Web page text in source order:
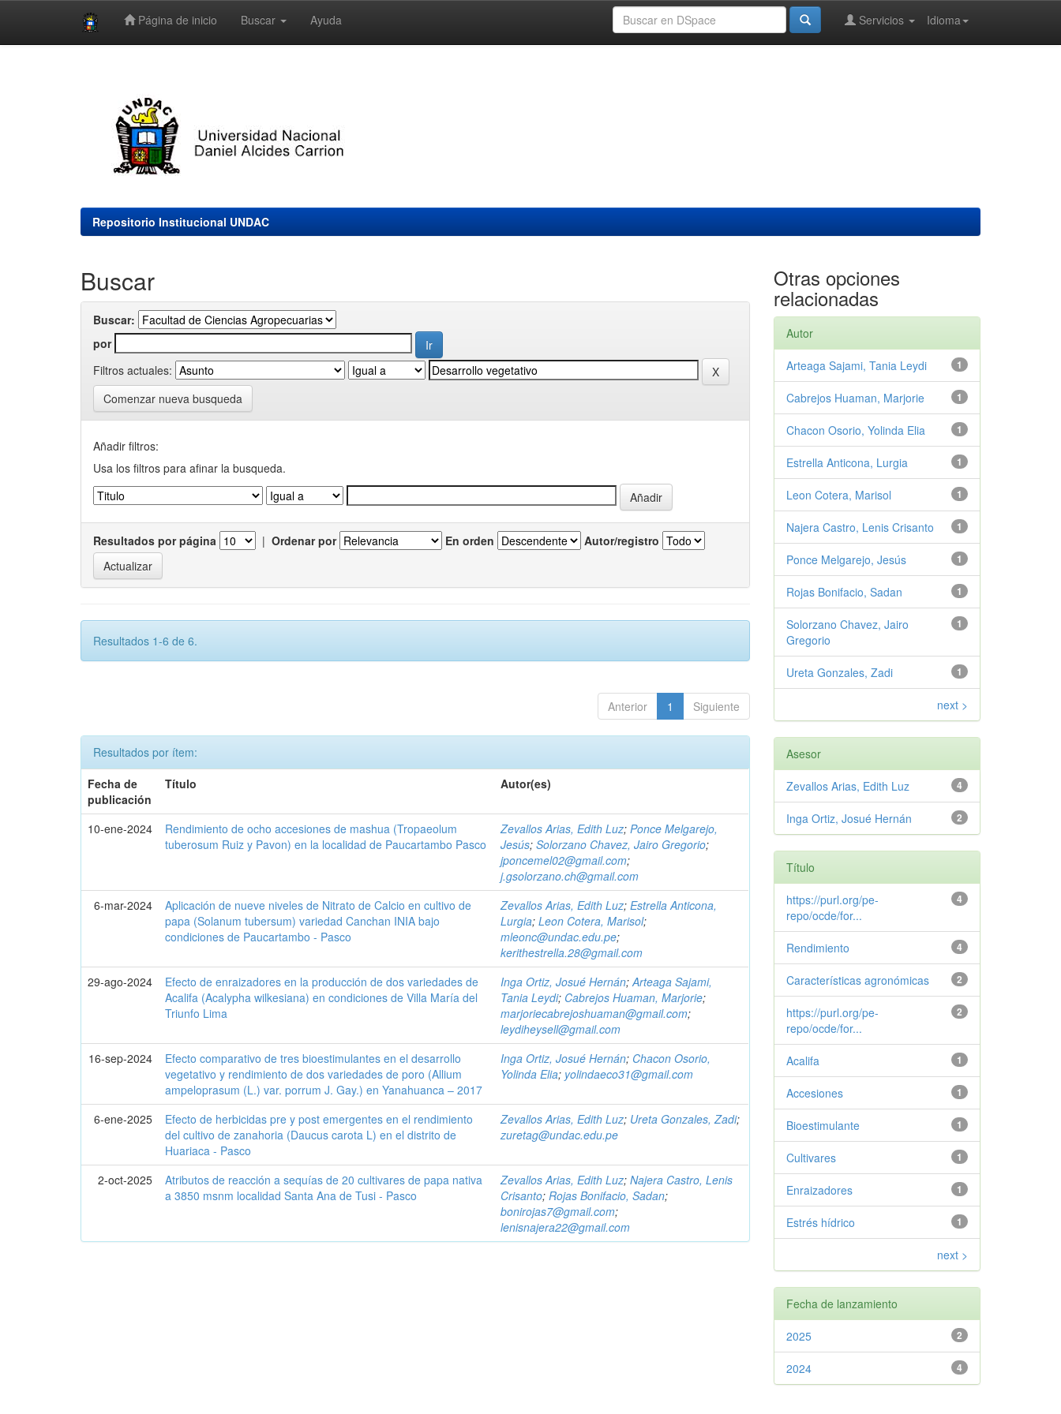
Página de inicio Buscar Ayuda Idioma
Servicios
Repositorio Institucional UNDAC
Buscar
Buscar:
por
Filtros actuales:
Comenzar nueva busqueda
Añadir filtros:
Usa los filtros para afinar la busqueda.
Resultados por página | Ordenar por En orden Autor/registro
Resultados 1-6 de 6.
Anterior 1 Siguiente
Resultados por ítem:
Fecha de
publicación
Título Autor(es)
10-ene-2024
Rendimiento de ocho accesiones de mashua (Tropaeolum
tuberosum Ruiz y Pavon) en la localidad de Paucartambo Pasco
Zevallos Arias, Edith Luz;Ponce Melgarejo,
Jesús;Solorzano Chavez, Jairo Gregorio;
jponcemel02@gmail.com;
j.gsolorzano.ch@gmail.com
6-mar-2024
Aplicación de nueve niveles de Nitrato de Calcio en cultivo de
papa (Solanum tubersum) variedad Canchan INIA bajo
condiciones de Paucartambo - Pasco
Zevallos Arias, Edith Luz;Estrella Anticona,
Lurgia;Leon Cotera, Marisol;
mleonc@undac.edu.pe;
kerithestrella.28@gmail.com
29-ago-2024
Efecto de enraizadores en la producción de dos variedades de
Acalifa (Acalypha wilkesiana) en condiciones de Villa María del
Triunfo Lima
Inga Ortiz, Josué Hernán;Arteaga Sajami,
Tania Leydi; Cabrejos Huaman, Marjorie;
marjoriecabrejoshuaman@gmail.com;
leydiheysell@gmail.com
16-sep-2024
Efecto comparativo de tres bioestimulantes en el desarrollo
vegetativo y rendimiento de dos variedades de poro (Allium
ampeloprasum (L.) var. porrum J. Gay.) en Yanahuanca – 2017
Inga Ortiz, Josué Hernán; Chacon Osorio,
Yolinda Elia; yolindaeco31@gmail.com
6-ene-2025
Efecto de herbicidas pre y post emergentes en el rendimiento
del cultivo de zanahoria (Daucus carota L) en el distrito de
Huariaca - Pasco
Zevallos Arias, Edith Luz; Ureta Gonzales, Zadi;
zuretag@undac.edu.pe
2-oct-2025
Atributos de reacción a sequías de 20 cultivares de papa nativa
a 3850 msnm localidad Santa Ana de Tusi - Pasco
Zevallos Arias, Edith Luz;Najera Castro, Lenis
Crisanto;Rojas Bonifacio, Sadan;
bonirojas7@gmail.com;
lenisnajera22@gmail.com
Otras opciones
relacionadas
Autor
1
Arteaga Sajami, Tania Leydi
1
Cabrejos Huaman, Marjorie
1
Chacon Osorio, Yolinda Elia
1
Estrella Anticona, Lurgia
1
Leon Cotera, Marisol
1
Najera Castro, Lenis Crisanto
1
Ponce Melgarejo, Jesús
1
Rojas Bonifacio, Sadan
1
Solorzano Chavez, Jairo
Gregorio
1
Ureta Gonzales, Zadi
next >
Asesor
4
Zevallos Arias, Edith Luz
2
Inga Ortiz, Josué Hernán
Título
4
https://purl.org/pe-
repo/ocde/for...
4
Rendimiento
2
Características agronómicas
2
https://purl.org/pe-
repo/ocde/for...
1
Acalifa
1
Accesiones
1
Bioestimulante
1
Cultivares
1
Enraizadores
1
Estrés hídrico
next >
Fecha de lanzamiento
2
2025
4
2024